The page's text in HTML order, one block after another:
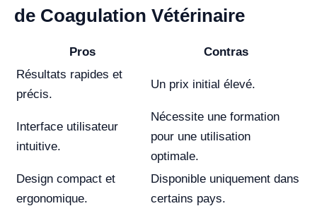
de Coagulation Vétérinaire
Pros
Contras
Résultats rapides et
précis.
Un prix initial élevé.
Interface utilisateur
intuitive.
Nécessite une formation
pour une utilisation
optimale.
Design compact et
ergonomique.
Disponible uniquement dans
certains pays.